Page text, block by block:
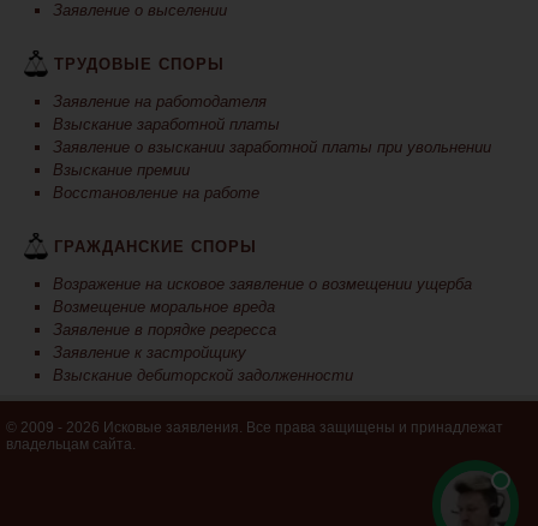
Заявление о выселении
ТРУДОВЫЕ СПОРЫ
Заявление на работодателя
Взыскание заработной платы
Заявление о взыскании заработной платы при увольнении
Взыскание премии
Восстановление на работе
ГРАЖДАНСКИЕ СПОРЫ
Возражение на исковое заявление о возмещении ущерба
Возмещение моральное вреда
Заявление в порядке регресса
Заявление к застройщику
Взыскание дебиторской задолженности
© 2009 - 2026 Исковые заявления. Все права защищены и принадлежат
владельцам сайта.